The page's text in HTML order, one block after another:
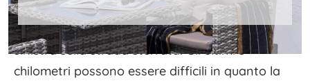
macchina. Ci si arriva seguendo la strada per la
spiaggia di Apokrousi e poi proseguendo a
sinistra sulla strada sterrata. Gli ultimi 3
chilometri possono essere difficili in quanto la